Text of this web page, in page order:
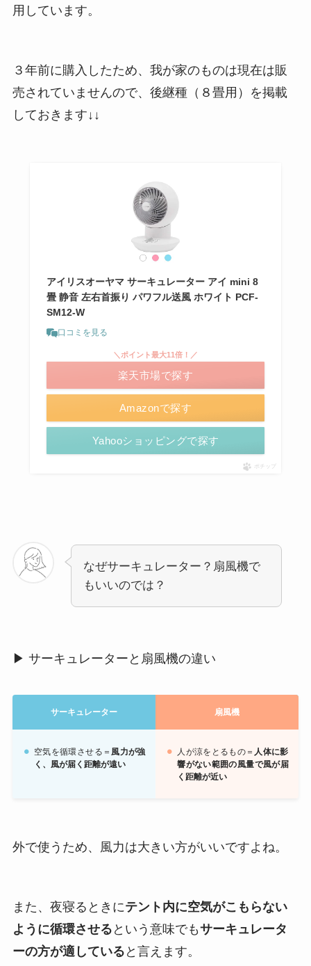
用しています。
３年前に購入したため、我が家のものは現在は販
売されていませんので、後継種（８畳用）を掲載
しておきます↓↓
アイリスオーヤマ サーキュレーター アイ mini 8
畳 静音 左右首振り パワフル送風 ホワイト PCF-
SM12-W
口コミを見る
Amazonで探す
＼ポイント最大11倍！／
楽天市場で探す
Yahooショッピングで探す
ポチップ
なぜサーキュレーター？扇風機で
もいいのでは？
▶︎ サーキュレーターと扇風機の違い
サーキュレーター 扇風機
空気を循環させる＝ 風力が強
く、風が届く距離が遠い
人が涼をとるもの＝ 人体に影
響がない範囲の風量で風が届
く距離が近い
外で使うため、風力は大きい方がいいですよね。
また、夜寝るときにテント内に空気がこもらない
ように循環させる という意味でもサーキュレータ
ーの方が適している と言えます。